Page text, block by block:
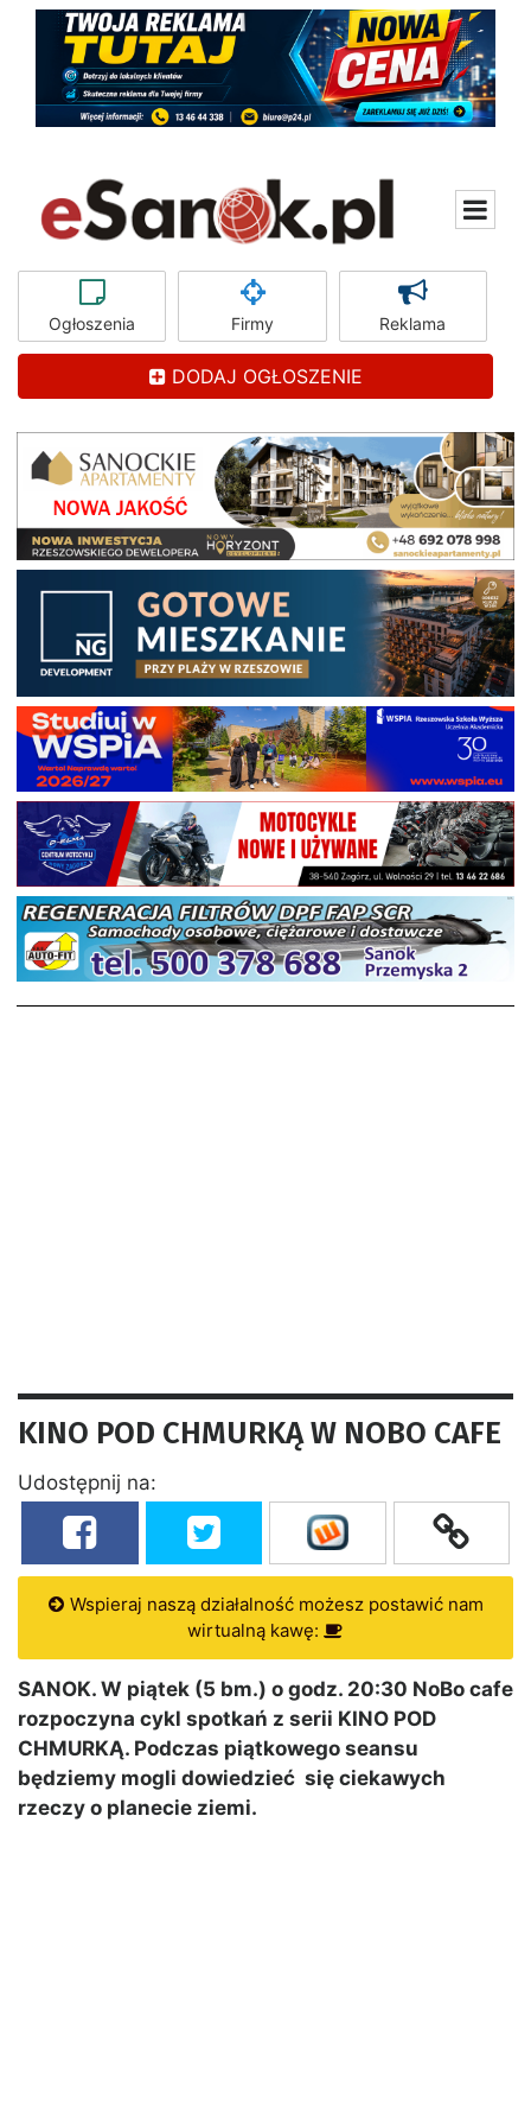
Ogłoszenia Firmy Reklama
DODAJ OGŁOSZENIE
KINO POD CHMURKĄ W NOBO CAFE
Udostępnij na:
Wspieraj naszą działalność możesz postawić nam
wirtualną kawę:
SANOK. W piątek (5 bm.) o godz. 20:30 NoBo cafe
rozpoczyna cykl spotkań z serii KINO POD
CHMURKĄ. Podczas piątkowego seansu
będziemy mogli dowiedzieć się ciekawych
rzeczy o planecie ziemi.